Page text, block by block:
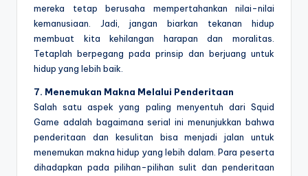
mereka tetap berusaha mempertahankan nilai-nilai
kemanusiaan. Jadi, jangan biarkan tekanan hidup
membuat kita kehilangan harapan dan moralitas.
Tetaplah berpegang pada prinsip dan berjuang untuk
hidup yang lebih baik.
7. Menemukan Makna Melalui Penderitaan
Salah satu aspek yang paling menyentuh dari Squid
Game adalah bagaimana serial ini menunjukkan bahwa
penderitaan dan kesulitan bisa menjadi jalan untuk
menemukan makna hidup yang lebih dalam. Para peserta
dihadapkan pada pilihan-pilihan sulit dan penderitaan